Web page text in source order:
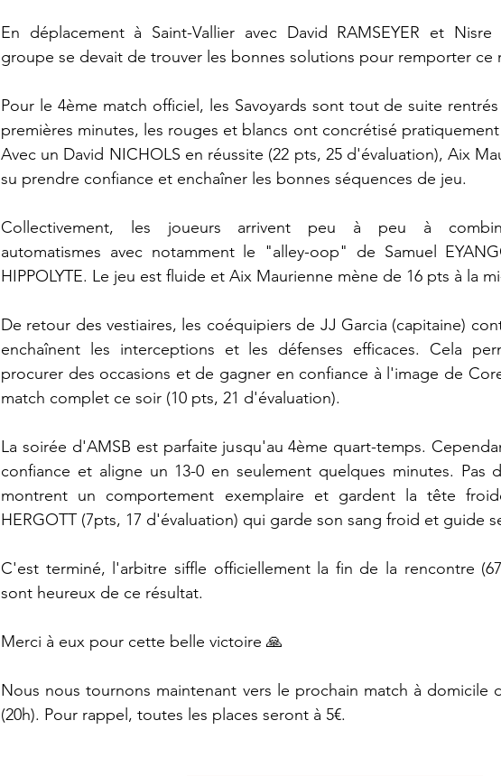
En déplacement à Saint-Vallier avec David RAMSEYER et Nisre
groupe se devait de trouver les bonnes solutions pour remporter ce
Pour le 4ème match officiel, les Savoyards sont tout de suite
premières minutes, les rouges et blancs ont concrétisé
Avec un David NICHOLS en réussite (22 pts, 25 d'évaluation), Aix
su prendre confiance et enchaîner les bonnes séquences de jeu.
Collectivement, les joueurs arrivent peu à peu à
automatismes avec notamment le "alley-oop" de Samuel
HIPPOLYTE. Le jeu est fluide et Aix Maurienne mène de 16 pts à la
De retour des vestiaires, les coéquipiers de JJ Garcia (capitaine)
enchaînent les interceptions et les défenses efficaces. Cela
procurer des occasions et de gagner en confiance à l'image de
match complet ce soir (10 pts, 21 d'évaluation).
La soirée d'AMSB est parfaite jusqu'au 4ème quart-temps.
confiance et aligne un 13-0 en seulement quelques minutes. Pas
montrent un comportement exemplaire et gardent la tête
HERGOTT (7pts, 17 d'évaluation) qui garde son sang froid et guide
C'est terminé, l'arbitre siffle officiellement la fin de la rencontre
sont heureux de ce résultat.
Merci à eux pour cette belle victoire 🙏
Nous nous tournons maintenant vers le prochain match à domicile
(20h). Pour rappel, toutes les places seront à 5€.